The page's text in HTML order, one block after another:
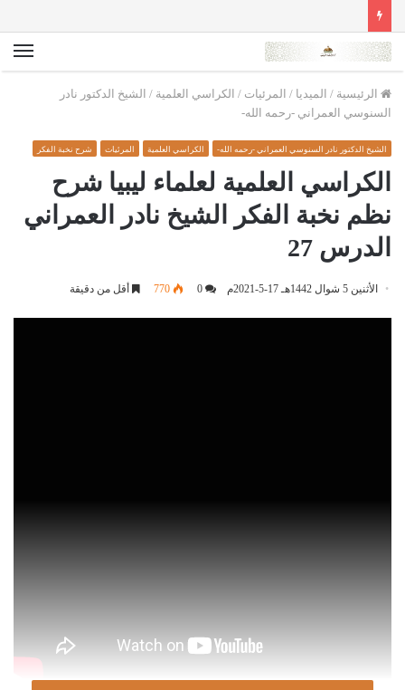
الرئيسية / الميديا / المرئيات / الكراسي العلمية / الشيخ الدكتور نادر
السنوسي العمراني -رحمه الله-
الشيخ الدكتور نادر السنوسي العمراني -رحمه الله- الكراسي العلمية المرئيات شرح نخبة الفكر
الكراسي العلمية لعلماء ليبيا شرح
نظم نخبة الفكر الشيخ نادر العمراني
الدرس 27
الأثنين 5 شوال 1442هـ 17-5-2021م 0
770 أقل من دقيقة